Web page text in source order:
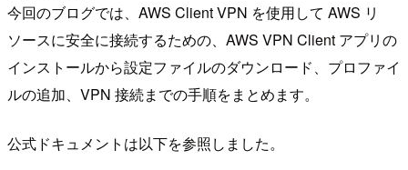
今回のブログでは、AWS Client VPN を使用して AWS リ
ソースに安全に接続するための、AWS VPN Client アプリの
インストールから設定ファイルのダウンロード、プロファイ
ルの追加、VPN 接続までの手順をまとめます。
公式ドキュメントは以下を参照しました。